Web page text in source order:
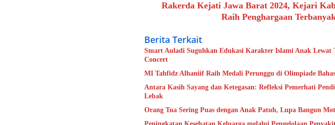
Rakerda Kejati Jawa Barat 2024, Kejari
Raih Penghargaan
Berita Terkait
Smart Auladi Suguhkan Edukasi Karakter Islami Anak Lewat
Concert
MI Tahfidz Alhaniif Raih Medali Perunggu di Olimpiade
Antara Kasih Sayang dan Ketegasan: Refleksi Pemerhati
Lebak
Orang Tua Sering Puas dengan Anak Patuh, Lupa Bangun